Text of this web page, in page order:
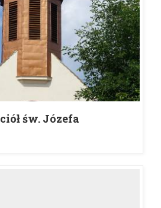
św. Józefa